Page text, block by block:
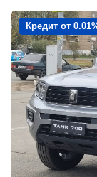
Кредит от